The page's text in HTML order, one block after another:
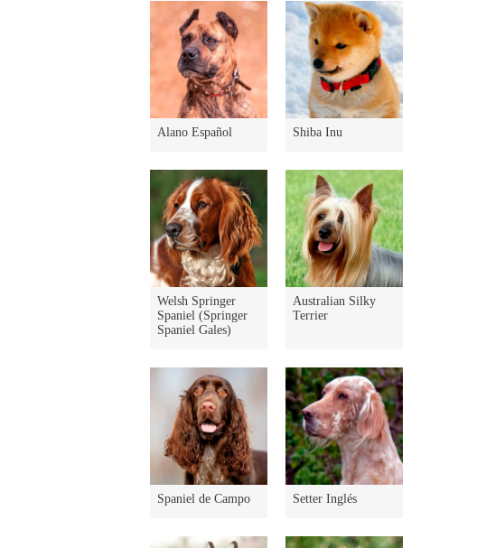
Alano Español Shiba Inu
Welsh Springer
Spaniel (Springer
Spaniel Gales)
Australian Silky
Terrier
Spaniel de Campo Setter Inglés